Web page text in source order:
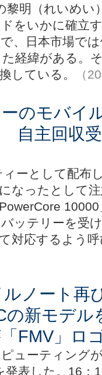
黎明（れいめい
をいかに確立
、日本市場で
経緯がある。
している。
（
のモバイ
自主回収
ーとして配布
なったとして
ッテリーを受
対応するよう
ルノート
の新モデ
FMV」ロ
ューティング
発表した。16：